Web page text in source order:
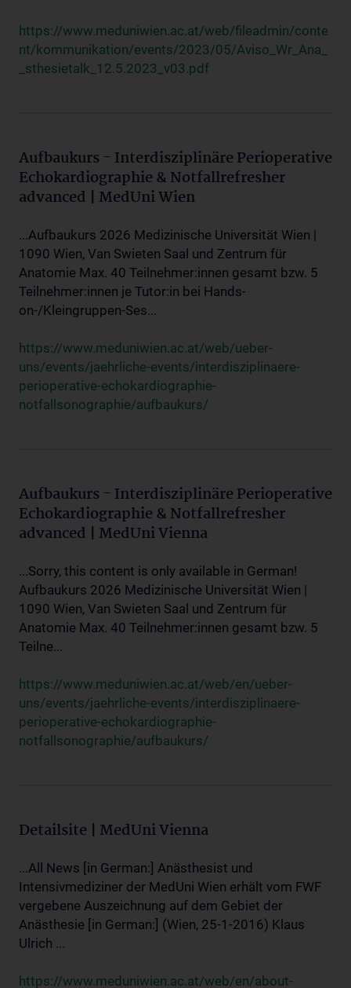
https://www.meduniwien.ac.at/web/fileadmin/conte
nt/kommunikation/events/2023/05/Aviso_Wr_Ana_
_sthesietalk_12.5.2023_v03.pdf
Aufbaukurs - Interdisziplinäre Perioperative
Echokardiographie & Notfallrefresher
advanced | MedUni Wien
...Aufbaukurs 2026 Medizinische Universität Wien |
1090 Wien, Van Swieten Saal und Zentrum für
Anatomie Max. 40 Teilnehmer:innen gesamt bzw. 5
Teilnehmer:innen je Tutor:in bei Hands-
on-/Kleingruppen-Ses...
https://www.meduniwien.ac.at/web/ueber-
uns/events/jaehrliche-events/interdisziplinaere-
perioperative-echokardiographie-
notfallsonographie/aufbaukurs/
Aufbaukurs - Interdisziplinäre Perioperative
Echokardiographie & Notfallrefresher
advanced | MedUni Vienna
...Sorry, this content is only available in German!
Aufbaukurs 2026 Medizinische Universität Wien |
1090 Wien, Van Swieten Saal und Zentrum für
Anatomie Max. 40 Teilnehmer:innen gesamt bzw. 5
Teilne...
https://www.meduniwien.ac.at/web/en/ueber-
uns/events/jaehrliche-events/interdisziplinaere-
perioperative-echokardiographie-
notfallsonographie/aufbaukurs/
Detailsite | MedUni Vienna
...All News [in German:] Anästhesist und
Intensivmediziner der MedUni Wien erhält vom FWF
vergebene Auszeichnung auf dem Gebiet der
Anästhesie [in German:] (Wien, 25-1-2016) Klaus
Ulrich ...
https://www.meduniwien.ac.at/web/en/about-